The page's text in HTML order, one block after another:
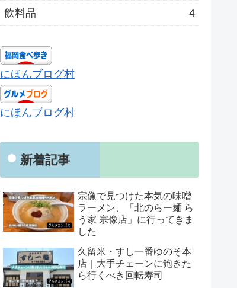
飲料品 4
にほんブログ村
にほんブログ村
新着記事
宗像で見つけた本気の味噌
ラーメン、「北のらー麺 ら
う家 宗像店」に行ってきま
した
久留米・すし一番ゆのそ本
店｜大手チェーンに飽きた
ら行くべき回転寿司